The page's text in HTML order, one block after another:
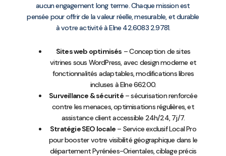
aucun engagement long terme. Chaque mission est
pensée pour offrir de la valeur réelle, mesurable, et durable
à votre activité à Elne 42.6083 2.9781.
Sites web optimisés – Conception de sites
vitrines sous WordPress, avec design moderne et
fonctionnalités adaptables, modifications libres
incluses à Elne 66200.
Surveillance & sécurité– sécurisation renforcée
contre les menaces, optimisations régulières, et
assistance client accessible 24h/24, 7j/7.
Stratégie SEO locale – Service exclusif Local Pro
pour booster votre visibilité géographique dans le
département Pyrénées-Orientales, ciblage précis